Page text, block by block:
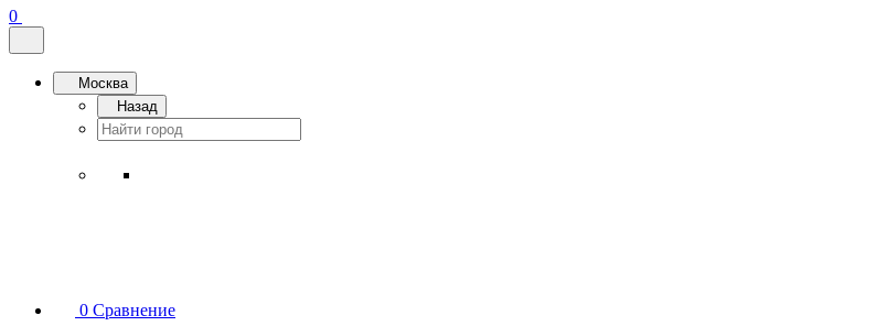
0
Москва
Назад
0 Сравнение